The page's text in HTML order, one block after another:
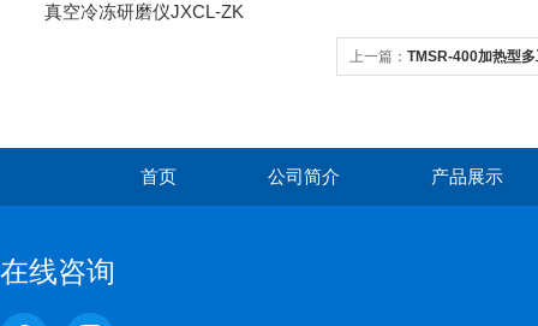
真空冷冻研磨仪JXCL-ZK
上一篇： TMSR-400加热型
首页 公司简介 产品展示
在线咨询